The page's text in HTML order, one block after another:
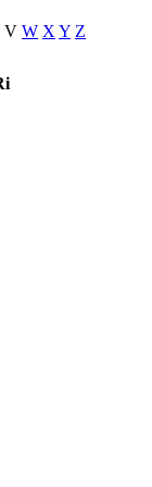
V W X Y Z